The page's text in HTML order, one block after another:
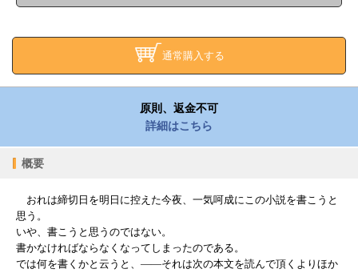
通常購入する
原則、返金不可
詳細はこちら
概要
おれは締切日を明日に控えた今夜、一気呵成にこの小説を書こうと
思う。
いや、書こうと思うのではない。
書かなければならなくなってしまったのである。
では何を書くかと云うと、――それは次の本文を読んで頂くよりほか